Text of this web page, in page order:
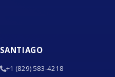
SANTIAGO
+1 (829) 583-4218